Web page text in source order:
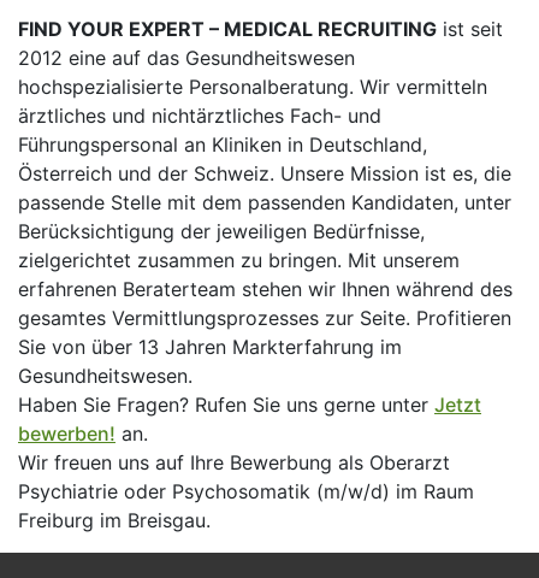
FIND YOUR EXPERT – MEDICAL RECRUITING ist seit
2012 eine auf das Gesundheitswesen
hochspezialisierte Personalberatung. Wir vermitteln
ärztliches und nichtärztliches Fach- und
Führungspersonal an Kliniken in Deutschland,
Österreich und der Schweiz. Unsere Mission ist es, die
passende Stelle mit dem passenden Kandidaten, unter
Berücksichtigung der jeweiligen Bedürfnisse,
zielgerichtet zusammen zu bringen. Mit unserem
erfahrenen Beraterteam stehen wir Ihnen während des
gesamtes Vermittlungsprozesses zur Seite. Profitieren
Sie von über 13 Jahren Markterfahrung im
Gesundheitswesen.
Haben Sie Fragen? Rufen Sie uns gerne unter Jetzt
bewerben! an.
Wir freuen uns auf Ihre Bewerbung als Oberarzt
Psychiatrie oder Psychosomatik (m/w/d) im Raum
Freiburg im Breisgau.